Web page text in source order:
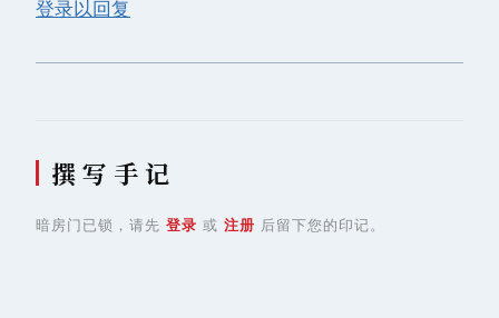
登录以回复
撰 写 手 记
暗房门已锁，请先 登录 或 注册 后留下您的印记。